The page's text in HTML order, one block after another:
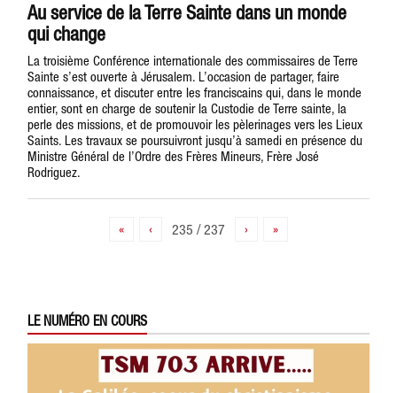
Au service de la Terre Sainte dans un monde
qui change
La troisième Conférence internationale des commissaires de Terre
Sainte s’est ouverte à Jérusalem. L’occasion de partager, faire
connaissance, et discuter entre les franciscains qui, dans le monde
entier, sont en charge de soutenir la Custodie de Terre sainte, la
perle des missions, et de promouvoir les pèlerinages vers les Lieux
Saints. Les travaux se poursuivront jusqu’à samedi en présence du
Ministre Général de l’Ordre des Frères Mineurs, Frère José
Rodriguez.
« ‹ 235 / 237 › »
LE NUMÉRO EN COURS